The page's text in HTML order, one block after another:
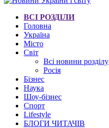
ВСІ РОЗДІЛИ
Головна
Україна
Місто
Світ
Всі новини розділу
Росія
Бізнес
Наука
Шоу-бізнес
Спорт
Lifestyle
БЛОГИ ЧИТАЧІВ